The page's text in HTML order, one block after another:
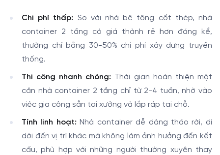
Chi phí thấp: So với nhà bê tông cốt thép, nhà
container 2 tầng có giá thành rẻ hơn đáng kể,
thường chỉ bằng 30-50% chi phí xây dựng truyền
thống.
Thi công nhanh chóng: Thời gian hoàn thiện một
căn nhà container 2 tầng chỉ từ 2-4 tuần, nhờ vào
việc gia công sẵn tại xưởng và lắp ráp tại chỗ.
Tính linh hoạt: Nhà container dễ dàng tháo rời, di
dời đến vị trí khác mà không làm ảnh hưởng đến kết
cấu, phù hợp với những người thường xuyên thay